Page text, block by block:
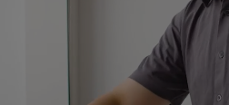
rätt stöd längs vägen.
Här möts du av en
där det är lätt att
gemenskapen och